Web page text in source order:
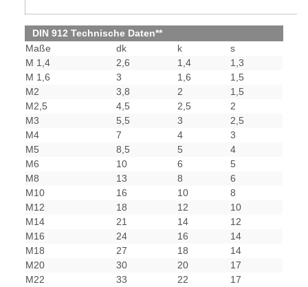
DIN 912 Technische Daten**
Maße
dk k
s
M 1,4
2,6 1,4
1,3
M 1,6
3 1,6
1,5
M2
3,8 2
1,5
M2,5
4,5 2,5
2
M3
5,5 3
2,5
M4
7 4
3
M5
8,5 5
4
M6
10 6
5
M8
13 8
6
M10
16 10
8
M12
18 12
10
M14
21 14
12
M16
24 16
14
M18
27 18
14
M20
30 20
17
M22
33 22
17